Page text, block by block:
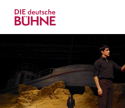
Schauspiel
Musiktheater
Tanz
Crossover